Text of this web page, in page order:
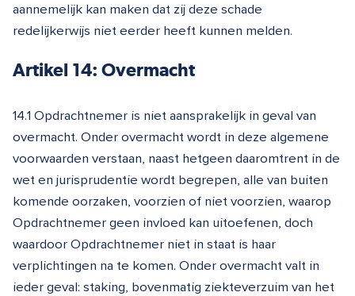
aannemelijk kan maken dat zij deze schade
redelijkerwijs niet eerder heeft kunnen melden.
Artikel 14: Overmacht
14.1 Opdrachtnemer is niet aansprakelijk in geval van
overmacht. Onder overmacht wordt in deze algemene
voorwaarden verstaan, naast hetgeen daaromtrent in de
wet en jurisprudentie wordt begrepen, alle van buiten
komende oorzaken, voorzien of niet voorzien, waarop
Opdrachtnemer geen invloed kan uitoefenen, doch
waardoor Opdrachtnemer niet in staat is haar
verplichtingen na te komen. Onder overmacht valt in
ieder geval: staking, bovenmatig ziekteverzuim van het